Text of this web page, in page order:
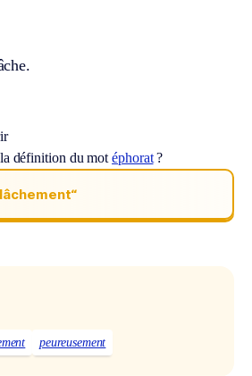
définition du motéphorat?
peureusement